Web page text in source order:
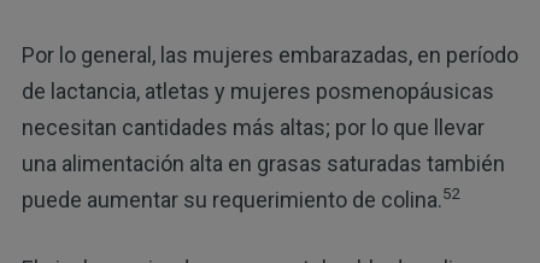
Por lo general, las mujeres embarazadas, en período
de lactancia, atletas y mujeres posmenopáusicas
necesitan cantidades más altas; por lo que llevar
una alimentación alta en grasas saturadas también
puede aumentar su requerimiento de colina.52